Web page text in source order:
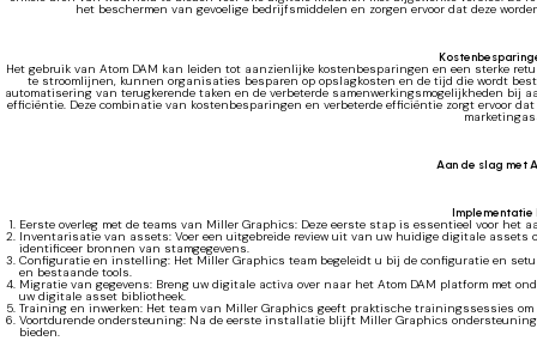
het beschermen van gevoelige bedrijfsmiddelen en zorgen ervoor dat deze
Het gebruik van Atom DAM kan leiden tot aanzienlijke kostenbesparingen en een sterke
te stroomlijnen, kunnen organisaties besparen op opslagkosten en de tijd die wordt
automatisering van terugkerende taken en de verbeterde samenwerkingsmogelijkheden
efficiëntie. Deze combinatie van kostenbesparingen en verbeterde efficiëntie zorgt ervoor
Aan de slag met
Implementatie
Eerste overleg met de teams van Miller Graphics: Deze eerste stap is essentieel voor
Inventarisatie van assets: Voer een uitgebreide review uit van uw huidige digitale assets
identificeer bronnen van stamgegevens.
Configuratie en instelling: Het Miller Graphics team begeleidt u bij de configuratie en
en bestaande tools.
Migratie van gegevens: Breng uw digitale activa over naar het Atom DAM platform met
uw digitale asset bibliotheek.
Training en inwerken: Het team van Miller Graphics geeft praktische trainingssessies om
Voortdurende ondersteuning: Na de eerste installatie blijft Miller Graphics
bieden.